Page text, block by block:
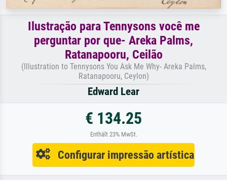
Ilustração para Tennysons você me
perguntar por que- Areka Palms,
Ratanapooru, Ceilão
(Illustration to Tennysons You Ask Me Why- Areka Palms,
Ratanapooru, Ceylon)
Edward Lear
€ 134.25
Enthält 23% MwSt.
Configurar impressão artística